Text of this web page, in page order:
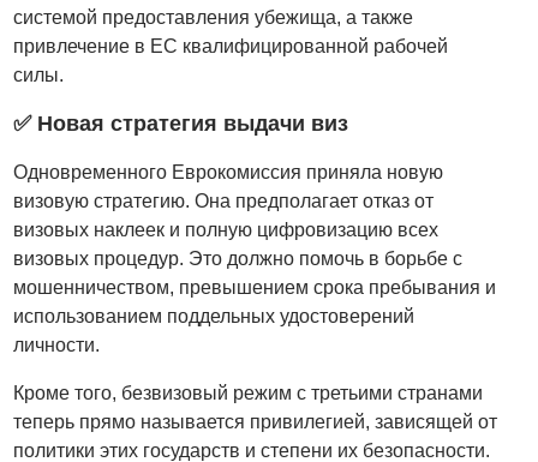
системой предоставления убежища, а также
привлечение в ЕС квалифицированной рабочей
силы.
✅ Новая стратегия выдачи виз
Одновременного Еврокомиссия приняла новую
визовую стратегию. Она предполагает отказ от
визовых наклеек и полную цифровизацию всех
визовых процедур. Это должно помочь в борьбе с
мошенничеством, превышением срока пребывания и
использованием поддельных удостоверений
личности.
Кроме того, безвизовый режим с третьими странами
теперь прямо называется привилегией, зависящей от
политики этих государств и степени их безопасности.